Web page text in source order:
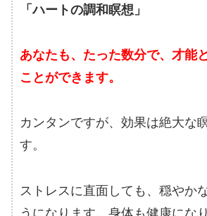
「ハートの調和瞑想」
あなたも、たった数分で、才能
ことができます。
カンタンですが、効果は絶大な
す。
ストレスに直面しても、穏やか
うになります。身体も健康にな